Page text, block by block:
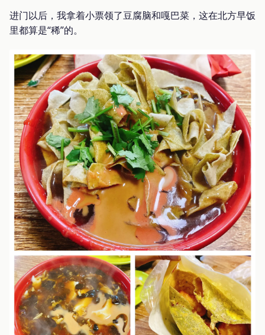
进门以后，我拿着小票领了豆腐脑和嘎巴菜，这在北方早饭
里都算是“稀”的。